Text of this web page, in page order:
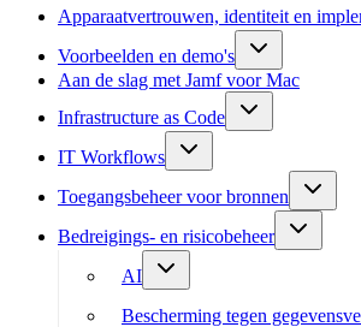
Apparaatvertrouwen, identiteit en
Voorbeelden en demo's
Aan de slag met Jamf voor Mac
Infrastructure as Code
IT Workflows
Toegangsbeheer voor bronnen
Bedreigings- en risicobeheer
AI
Bescherming tegen